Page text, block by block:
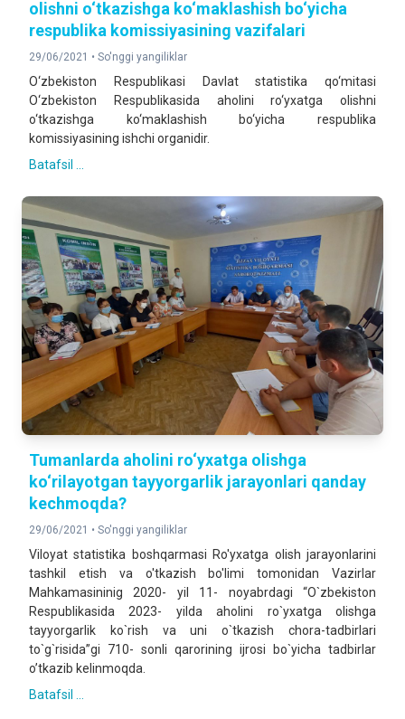
olishni o‘tkazishga ko‘maklashish bo‘yicha
respublika komissiyasining vazifalari
29/06/2021 • So'nggi yangiliklar
O‘zbekiston Respublikasi Davlat statistika qo‘mitasi
O‘zbekiston Respublikasida aholini ro‘yxatga olishni
o‘tkazishga ko‘maklashish bo‘yicha respublika
komissiyasining ishchi organidir.
Batafsil ...
Tumanlarda aholini ro‘yxatga olishga
ko‘rilayotgan tayyorgarlik jarayonlari qanday
kechmoqda?
29/06/2021 • So'nggi yangiliklar
Viloyat statistika boshqarmasi Ro'yxatga olish jarayonlarini
tashkil etish va o'tkazish bo'limi tomonidan Vazirlar
Mahkamasininig 2020- yil 11- noyabrdagi “O`zbekiston
Respublikasida 2023- yilda aholini ro`yxatga olishga
tayyorgarlik ko`rish va uni o`tkazish chora-tadbirlari
to`g`risida”gi 710- sonli qarorining ijrosi bo`yicha tadbirlar
o’tkazib kelinmoqda.
Batafsil ...